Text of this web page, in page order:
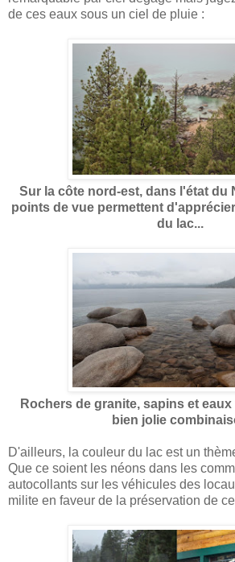
de ces eaux sous un ciel de pluie :
Sur la côte nord-est, dans l'état du
points de vue permettent
du lac...
Rochers de granite, sapins et
bien jolie
D'ailleurs, la couleur du lac est un
Que ce soient les néons dans les
autocollants sur les véhicules des
milite en faveur de la préservation de